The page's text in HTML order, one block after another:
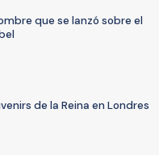
que se lanzó sobre el
de la Reina en Londres